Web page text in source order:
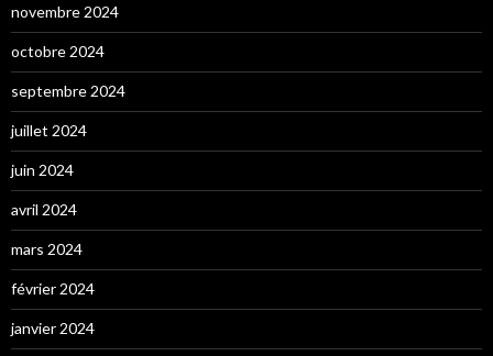
novembre 2024
octobre 2024
septembre 2024
juillet 2024
juin 2024
avril 2024
mars 2024
février 2024
janvier 2024